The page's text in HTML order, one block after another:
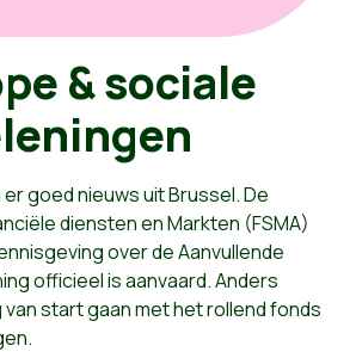
& sociale
goed nieuws uit Brussel. De
diensten en Markten (FSMA)
over de Aanvullende
officieel is aanvaard. Anders
start gaan met het rollend fonds